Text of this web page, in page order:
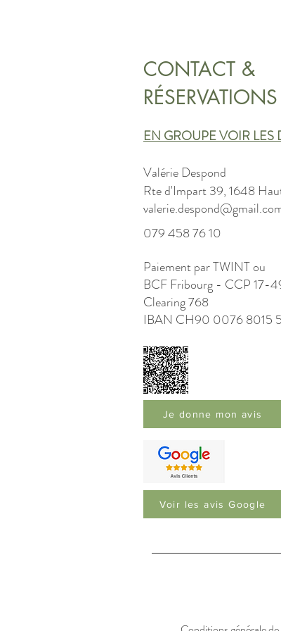
CONTACT &
EN GROUPE VOIR LES
Valérie Despond
Rte d'Impart 39, 1648
079 458 76 10
Paiement par TWINT ou
BCF Fribourg - CCP 17-
Clearing 768
IBAN CH90 0076 8015
Je donne mon avis
Voir les avis Google